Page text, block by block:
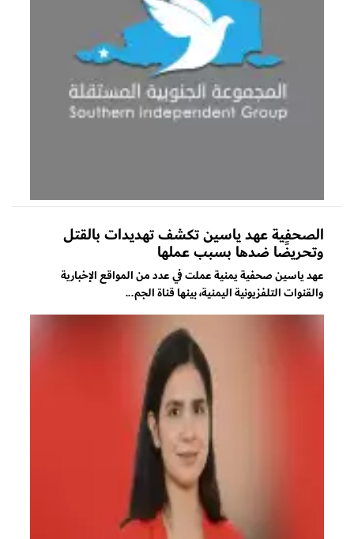
الصحفية عهد ياسين تكشف تهديدات بالقتل
وتحريضًا ضدها بسبب عملها
عهد ياسين صحفية يمنية عملت في عدد من المواقع الإخبارية
والقنوات التلفزيونية اليمنية، بينها قناة الجم...